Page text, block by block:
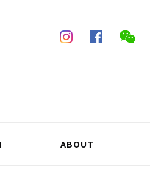
ABOUT